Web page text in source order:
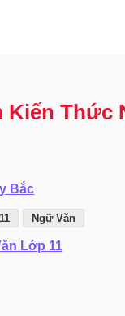
Kiến Thức
Bắc
Ngữ Văn
Lớp 11